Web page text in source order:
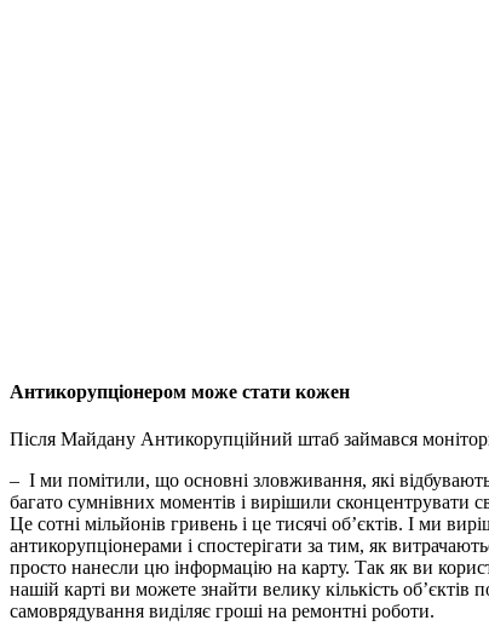
Антикорупціонером може стати кожен
Після Майдану Антикорупційний штаб займався
– І ми помітили, що основні зловживання, які
багато сумнівних моментів і вирішили сконцентрувати
Це сотні мільйонів гривень і це тисячі об’єктів. І ми
антикорупціонерами і спостерігати за тим, як
просто нанесли цю інформацію на карту. Так як ви
нашій карті ви можете знайти велику кількість
самоврядування виділяє гроші на ремонтні роботи.